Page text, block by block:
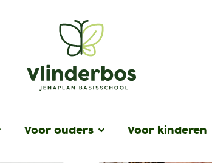
Voor ouders Voor kinderen